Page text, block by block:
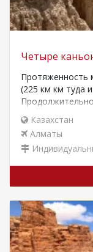
Четыре
Протяженность
(225 км км туда
Казахстан
Алматы